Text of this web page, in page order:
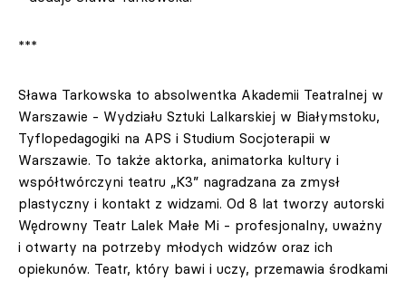
***
Sława Tarkowska to absolwentka Akademii Teatralnej w
Warszawie - Wydziału Sztuki Lalkarskiej w Białymstoku,
Tyflopedagogiki na APS i Studium Socjoterapii w
Warszawie. To także aktorka, animatorka kultury i
współtwórczyni teatru „K3” nagradzana za zmysł
plastyczny i kontakt z widzami. Od 8 lat tworzy autorski
Wędrowny Teatr Lalek Małe Mi - profesjonalny, uważny
i otwarty na potrzeby młodych widzów oraz ich
opiekunów. Teatr, który bawi i uczy, przemawia środkami